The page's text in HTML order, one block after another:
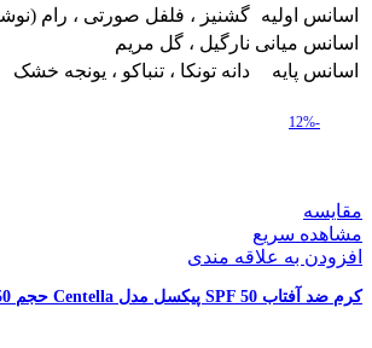
اسانس اولیه گشنیز ، فلفل صورتی ، رام
اسانس میانی نارگیل ، گل مریم
اسانس پایه
دانه تونکا ، تنباکو ، یونجه خشک
-12%
مقایسه
مشاهده سریع
افزودن به علاقه مندی
کرم ضد آفتاب SPF 50 پیکسل مدل Centella حجم 50 میلی لیتر